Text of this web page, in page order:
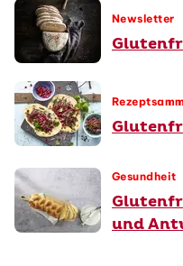
Newsletter
Gesundheit
und